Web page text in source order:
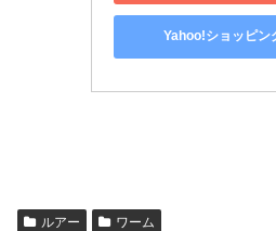
Yahoo!ショッピン
ルアー ワーム